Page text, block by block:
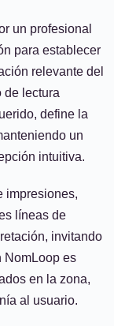
un profesional
para establecer
relevante del
de lectura
define la
un
intuitiva.
impresiones,
líneas de
invitando
NomLoop es
en la zona,
al usuario.